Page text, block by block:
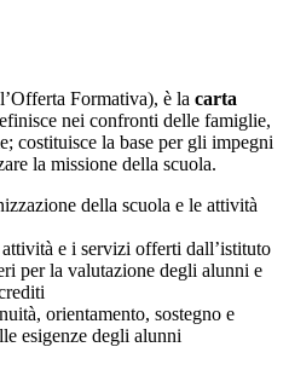
Formativa), è la carta
nei confronti delle famiglie,
costituisce la base per gli impegni
la missione della scuola.
della scuola e le attività
e i servizi offerti dall’istituto
per la valutazione degli alunni e
orientamento, sostegno e
esigenze degli alunni